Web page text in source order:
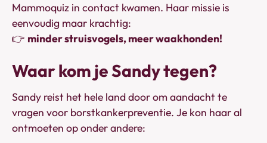
Mammoquiz in contact kwamen. Haar missie is
eenvoudig maar krachtig:
👉 minder struisvogels, meer waakhonden!
Waar kom je Sandy tegen?
Sandy reist het hele land door om aandacht te
vragen voor borstkankerpreventie. Je kon haar al
ontmoeten op onder andere: